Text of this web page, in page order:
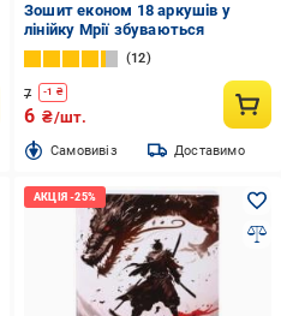
Зошит економ 18 аркушів у
лінійку Мрії збуваються
12
7 -1 ₴
6 ₴/шт.
Cамовивіз Доставимо